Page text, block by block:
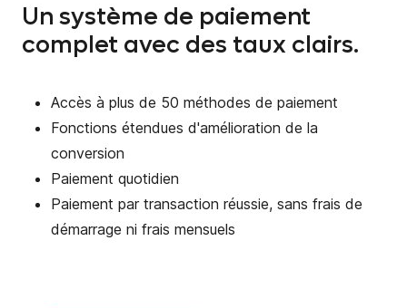
Un système de paiement
complet avec des taux clairs.
Accès à plus de 50 méthodes de paiement
Fonctions étendues d'amélioration de la
conversion
Paiement quotidien
Paiement par transaction réussie, sans frais de
démarrage ni frais mensuels